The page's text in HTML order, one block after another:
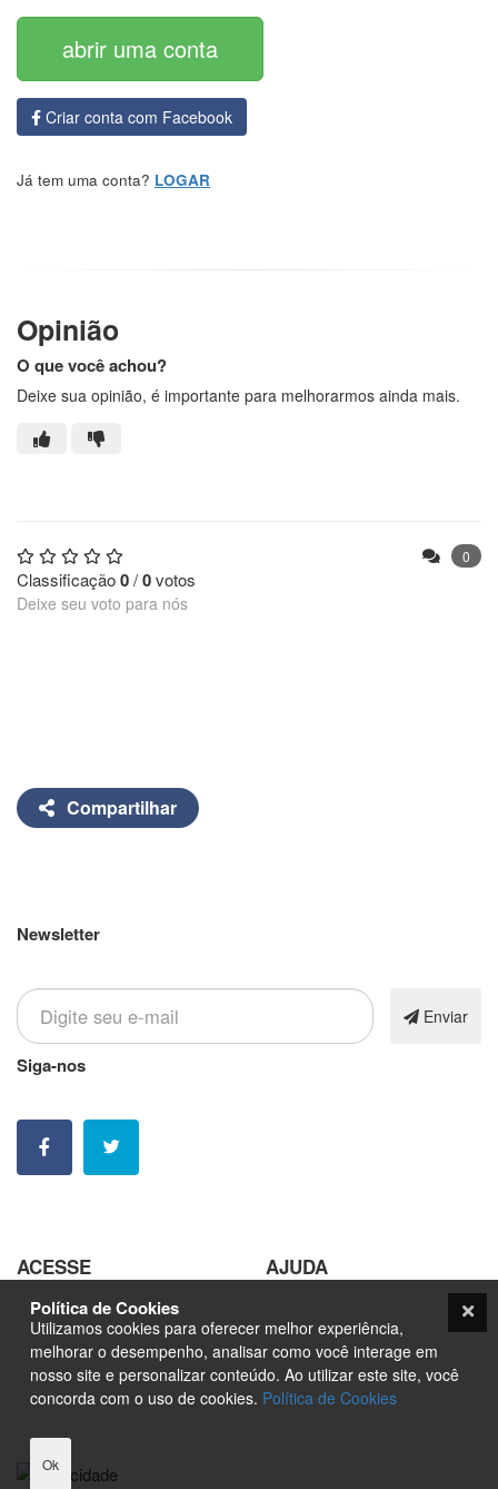
Criar conta com Facebook
Já tem uma conta? LOGAR
Opinião
O que você achou?
Deixe sua opinião, é importante para melhorarmos ainda mais.
0
Classificação0/0votos
Deixe seu voto para nós
Compartilhar
Newsletter
Enviar
Siga-nos
ACESSE
Pedir Arte
Sobre
Marketplace
Nfts
AJUDA
Seja um Fornecedor
Orçamento
Blog
Política de Cookies
Utilizamos cookies para oferecer melhor experiência,
melhorar o desempenho, analisar como você interage em
nosso site e personalizar conteúdo. Ao utilizar este site, você
concorda com o uso de cookies. Política de Cookies
Ok